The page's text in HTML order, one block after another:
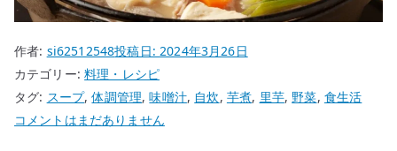
作者: si62512548投稿日:2024年3月26日
カテゴリー:料理・レシピ
タグ: スープ,体調管理,味噌汁, 自炊, 芋煮, 里芋,野菜, 食生活
体
コメントはまだありません